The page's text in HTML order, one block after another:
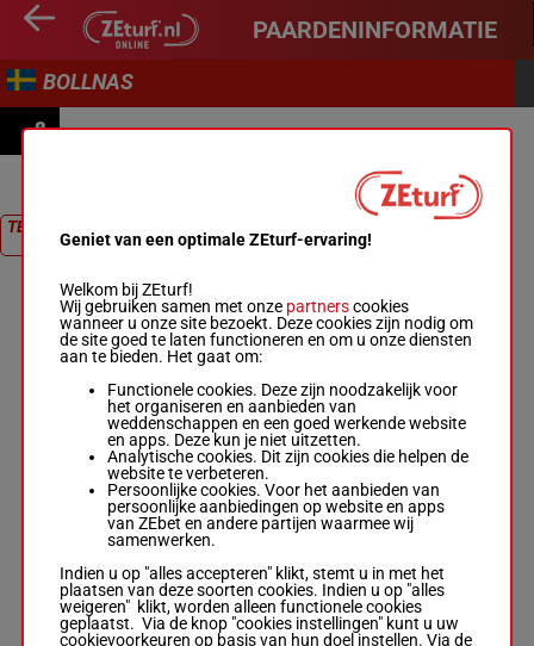
PAARDENINFORMATIE
BOLLNAS
8
TERUG NAAR
RACEGeniet van een optimale ZEturf-ervaring!
Welkom bij ZEturf!
Wij gebruiken samen met onze partnerscookies
wanneer u onze site bezoekt. Deze cookies zijn nodig om
de site goed te laten functioneren en om u onze diensten
aan te bieden. Het gaat om:
Functionele cookies. Deze zijn noodzakelijk voor
het organiseren en aanbieden van
weddenschappen en een goed werkende website
en apps. Deze kun je niet uitzetten.
Analytische cookies. Dit zijn cookies die helpen de
website te verbeteren.
Persoonlijke cookies. Voor het aanbieden van
persoonlijke aanbiedingen op website en apps
van ZEbet en andere partijen waarmee wij
samenwerken.
Indien u op "alles accepteren" klikt, stemt u in met het
plaatsen van deze soorten cookies. Indien u op "alles
weigeren" klikt, worden alleen functionele cookies
geplaatst. Via de knop "cookies instellingen" kunt u uw
cookievoorkeuren op basis van hun doel instellen. Via de